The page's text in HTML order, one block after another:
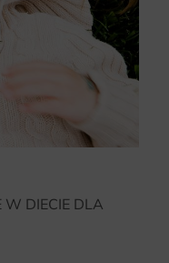
W DIECIE DLA